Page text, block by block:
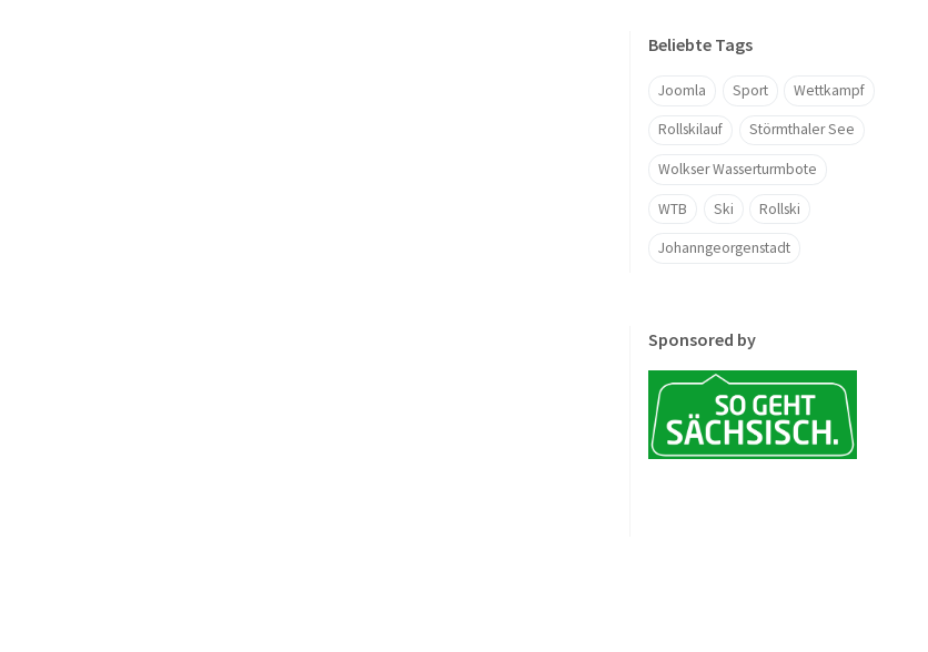
Beliebte Tags
Joomla Sport Wettkampf
Rollskilauf Störmthaler See
Wolkser Wasserturmbote
WTB Ski Rollski
Johanngeorgenstadt
Sponsored by